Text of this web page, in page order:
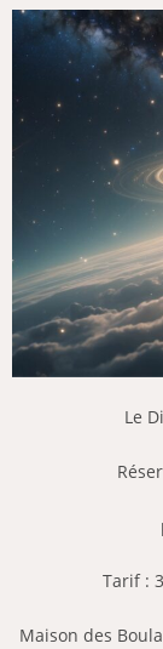
Le
Tarif :
Maison des